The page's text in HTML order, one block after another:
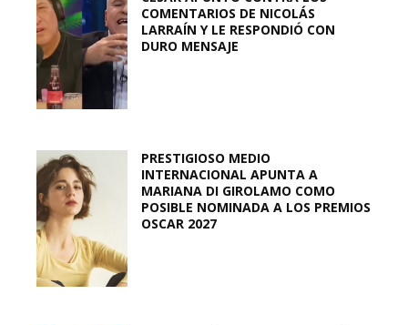
COMENTARIOS DE NICOLÁS
LARRAÍN Y LE RESPONDIÓ CON
DURO MENSAJE
PRESTIGIOSO MEDIO
INTERNACIONAL APUNTA A
MARIANA DI GIROLAMO COMO
POSIBLE NOMINADA A LOS PREMIOS
OSCAR 2027